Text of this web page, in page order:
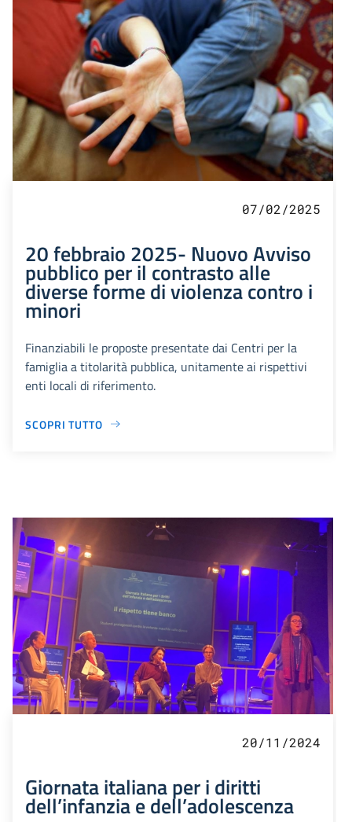
07/02/2025
20 febbraio 2025- Nuovo Avviso
pubblico per il contrasto alle
diverse forme di violenza contro i
minori
Finanziabili le proposte presentate dai Centri per la
famiglia a titolarità pubblica, unitamente ai rispettivi
enti locali di riferimento.
SCOPRI TUTTO
20/11/2024
Giornata italiana per i diritti
dell’infanzia e dell’adolescenza